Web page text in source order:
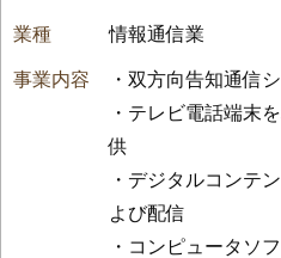
情報通信業
・双方向告知通信
・テレビ電話端末
供
・デジタルコンテ
よび配信
・コンピュータソ